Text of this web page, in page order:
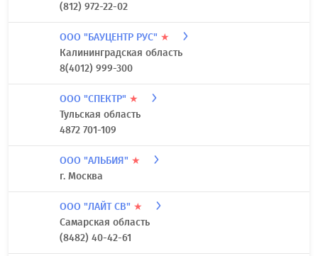
(812) 972-22-02
ООО "БАУЦЕНТР РУС" ★
Калининградская область
8(4012) 999-300
ООО "СПЕКТР" ★
Тульская область
4872 701-109
ООО "АЛЬБИЯ" ★
г. Москва
ООО "ЛАЙТ СВ" ★
Самарская область
(8482) 40-42-61